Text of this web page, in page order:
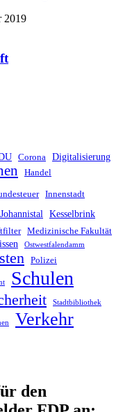
2019
Corona Digitalisierung
Handel
Innenstadt
Johannistal Kesselbrink
Medizinische Fakultät
Ostwestfalendamm
Polizei
Schulen
Stadtbibliothek
Verkehr
den